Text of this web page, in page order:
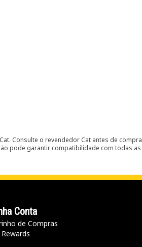
Consulte o revendedor Cat antes de
pode garantir compatibilidade com todas as
Conta
de Compras